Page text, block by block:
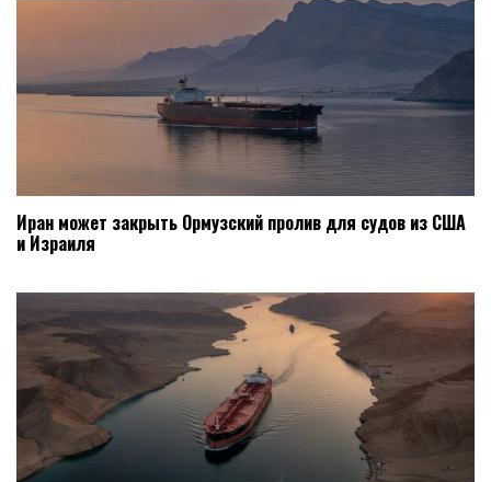
Иран может закрыть Ормузский пролив для судов из США
и Израиля